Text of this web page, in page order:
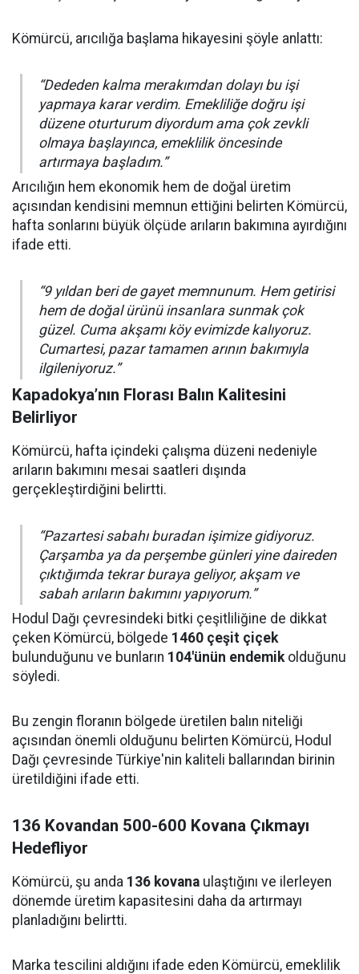
Kömürcü, arıcılığa başlama hikayesini şöyle anlattı:
“Dededen kalma merakımdan dolayı bu işi
yapmaya karar verdim. Emekliliğe doğru işi
düzene oturturum diyordum ama çok zevkli
olmaya başlayınca, emeklilik öncesinde
artırmaya başladım.”
Arıcılığın hem ekonomik hem de doğal üretim
açısından kendisini memnun ettiğini belirten Kömürcü,
hafta sonlarını büyük ölçüde arıların bakımına ayırdığını
ifade etti.
“9 yıldan beri de gayet memnunum. Hem getirisi
hem de doğal ürünü insanlara sunmak çok
güzel. Cuma akşamı köy evimizde kalıyoruz.
Cumartesi, pazar tamamen arının bakımıyla
ilgileniyoruz.”
Kapadokya’nın Florası Balın Kalitesini
Belirliyor
Kömürcü, hafta içindeki çalışma düzeni nedeniyle
arıların bakımını mesai saatleri dışında
gerçekleştirdiğini belirtti.
“Pazartesi sabahı buradan işimize gidiyoruz.
Çarşamba ya da perşembe günleri yine daireden
çıktığımda tekrar buraya geliyor, akşam ve
sabah arıların bakımını yapıyorum.”
Hodul Dağı çevresindeki bitki çeşitliliğine de dikkat
çeken Kömürcü, bölgede 1460 çeşit çiçek
bulunduğunu ve bunların 104'ünün endemikolduğunu
söyledi.
Bu zengin floranın bölgede üretilen balın niteliği
açısından önemli olduğunu belirten Kömürcü, Hodul
Dağı çevresinde Türkiye'nin kaliteli ballarından birinin
üretildiğini ifade etti.
136 Kovandan 500-600 Kovana Çıkmayı
Hedefliyor
Kömürcü, şu anda 136 kovana ulaştığını ve ilerleyen
dönemde üretim kapasitesini daha da artırmayı
planladığını belirtti.
Marka tescilini aldığını ifade eden Kömürcü, emeklilik